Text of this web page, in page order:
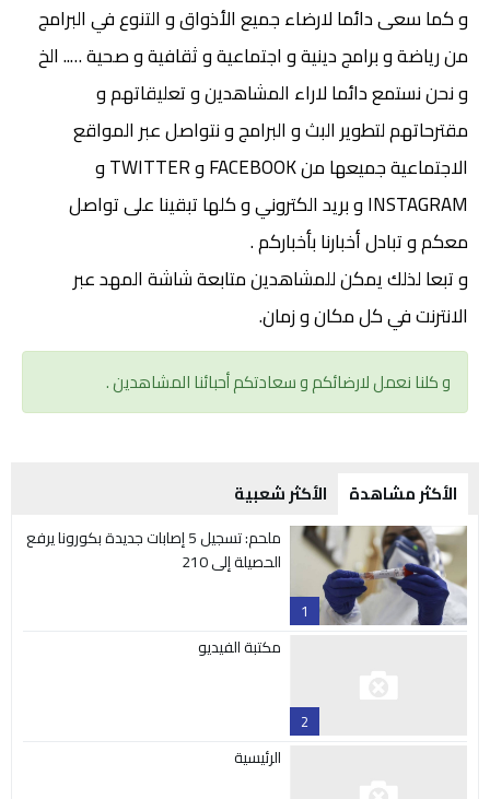
و كما سعى دائما لارضاء جميع الأذواق و التنوع في البرامج
من رياضة و برامج دينية و اجتماعية و ثقافية و صحية ….. الخ
و نحن نستمع دائما لاراء المشاهدين و تعليقاتهم و
مقترحاتهم لتطوير البث و البرامج و نتواصل عبر المواقع
الاجتماعية جميعها من FACEBOOK و TWITTER و
INSTAGRAM و بريد الكتروني و كلها تبقينا على تواصل
معكم و تبادل أخبارنا بأخباركم .
و تبعا لذلك يمكن للمشاهدين متابعة شاشة المهد عبر
الانترنت في كل مكان و زمان.
و كلنا نعمل لارضائكم و سعادتكم أحبائنا المشاهدين .
الأكثر مشاهدة الأكثر شعبية
1
ملحم: تسجيل 5 إصابات جديدة بكورونا يرفع
الحصيلة إلى 210
2
مكتبة الفيديو
الرئيسية